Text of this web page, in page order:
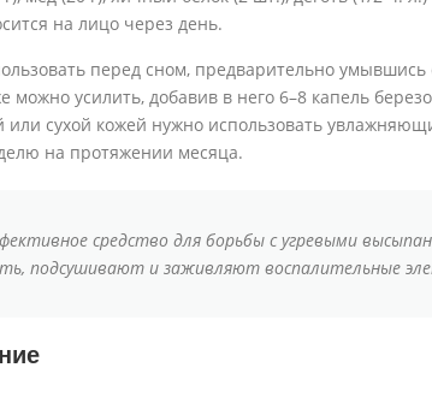
на лицо через день.
перед сном, предварительно
можно усилить, добавив в него 6–8 капель
или сухой кожей нужно использовать
на протяжении месяца.
средство для борьбы с угревыми
подсушивают и заживляют воспалительные